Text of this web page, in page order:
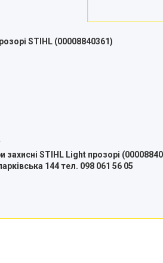
STIHL (00008840361)
STIHL Light прозорі
144 тел. 098 061 56 05